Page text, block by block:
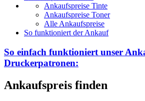
Ankaufspreise Tinte
Ankaufspreise Toner
Alle Ankaufspreise
So funktioniert der Ankauf
So einfach funktioniert unser
Druckerpatronen:
Ankaufspreis finden